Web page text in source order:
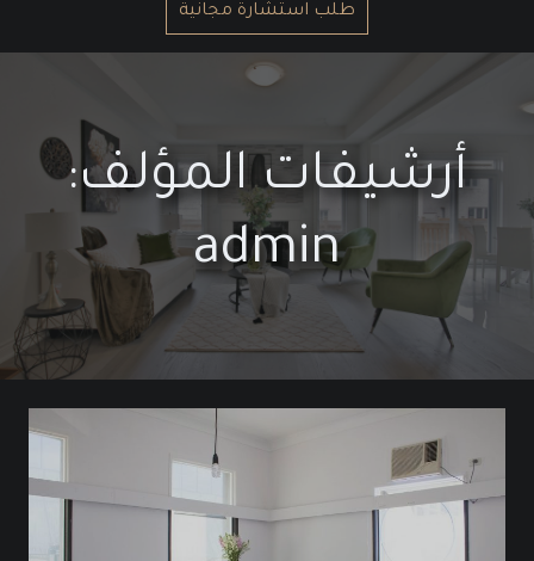
طلب استشارة مجانية
أرشيفات المؤلف:
admin